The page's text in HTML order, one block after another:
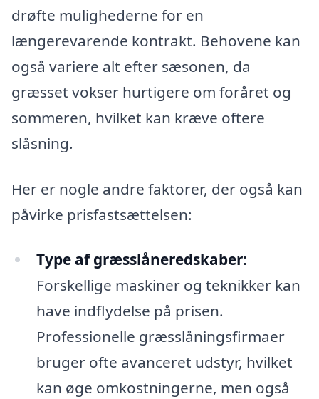
drøfte mulighederne for en
længerevarende kontrakt. Behovene kan
også variere alt efter sæsonen, da
græsset vokser hurtigere om foråret og
sommeren, hvilket kan kræve oftere
slåsning.
Her er nogle andre faktorer, der også kan
påvirke prisfastsættelsen:
Type af græsslåneredskaber:
Forskellige maskiner og teknikker kan
have indflydelse på prisen.
Professionelle græsslåningsfirmaer
bruger ofte avanceret udstyr, hvilket
kan øge omkostningerne, men også